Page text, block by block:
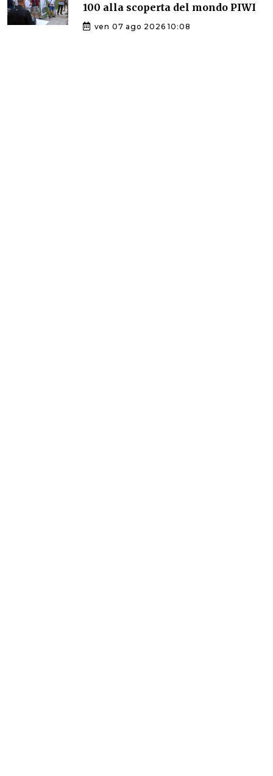
100 alla scoperta del mondo PIWI
ven 07 ago 2026 10:08